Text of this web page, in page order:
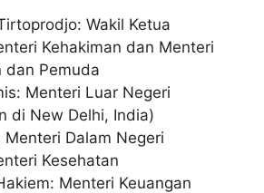
Wakil Ketua
Kehakiman dan Menteri
dan Pemuda
Menteri Luar Negeri
di New Delhi, India)
Menteri Dalam Negeri
Kesehatan
Menteri Keuangan